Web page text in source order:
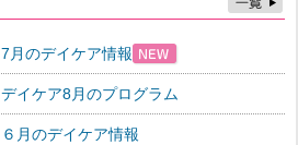
7月のデイケア情報
デイケア8月のプログラム
６月のデイケア情報